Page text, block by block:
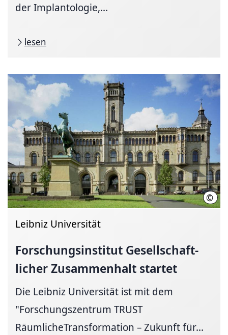
der Implantologie,...
lesen
©
Leibniz Universität
Forschungsinstitut Gesellschaft­
licherZusammenhalt startet
Die Leibniz Universität ist mit dem
"Forschungszentrum TRUST
RäumlicheTransformation – Zukunft für...